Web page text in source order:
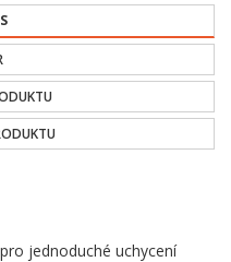
jednoduché uchycení